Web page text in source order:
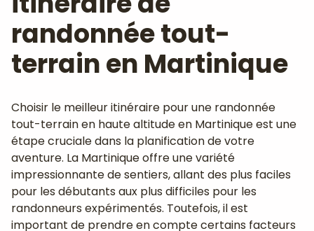
randonnée tout-
terrain en Martinique
Choisir le meilleur itinéraire pour une randonnée
tout-terrain en haute altitude en Martinique est une
étape cruciale dans la planification de votre
aventure. La Martinique offre une variété
impressionnante de sentiers, allant des plus faciles
pour les débutants aux plus difficiles pour les
randonneurs expérimentés. Toutefois, il est
important de prendre en compte certains facteurs